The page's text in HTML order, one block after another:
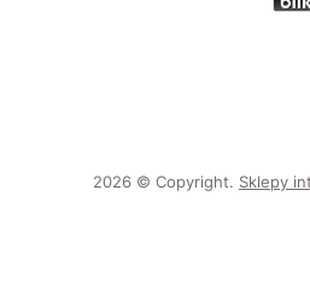
2026 © Copyright. Sklepy